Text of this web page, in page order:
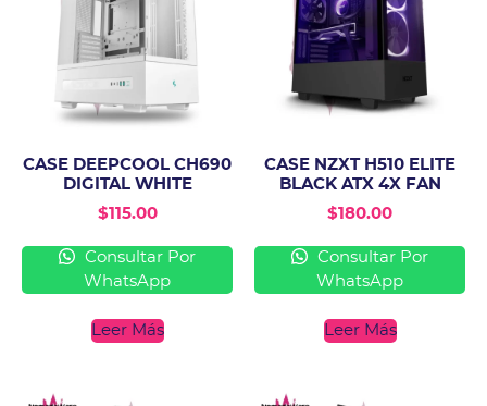
CASE DEEPCOOL CH690
DIGITAL WHITE
$115.00
Consultar Por
WhatsApp
Leer Más
CASE NZXT H510 ELITE
BLACK ATX 4X FAN
$180.00
Consultar Por
WhatsApp
Leer Más